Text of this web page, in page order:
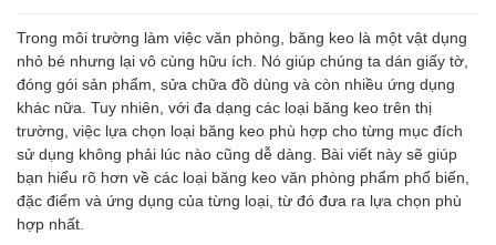
Trong môi trường làm việc văn phòng, băng keo là một vật dụng
nhỏ bé nhưng lại vô cùng hữu ích. Nó giúp chúng ta dán giấy tờ,
đóng gói sản phẩm, sửa chữa đồ dùng và còn nhiều ứng dụng
khác nữa. Tuy nhiên, với đa dạng các loại băng keo trên thị
trường, việc lựa chọn loại băng keo phù hợp cho từng mục đích
sử dụng không phải lúc nào cũng dễ dàng. Bài viết này sẽ giúp
bạn hiểu rõ hơn về các loại băng keo văn phòng phẩm phổ biến,
đặc điểm và ứng dụng của từng loại, từ đó đưa ra lựa chọn phù
hợp nhất.